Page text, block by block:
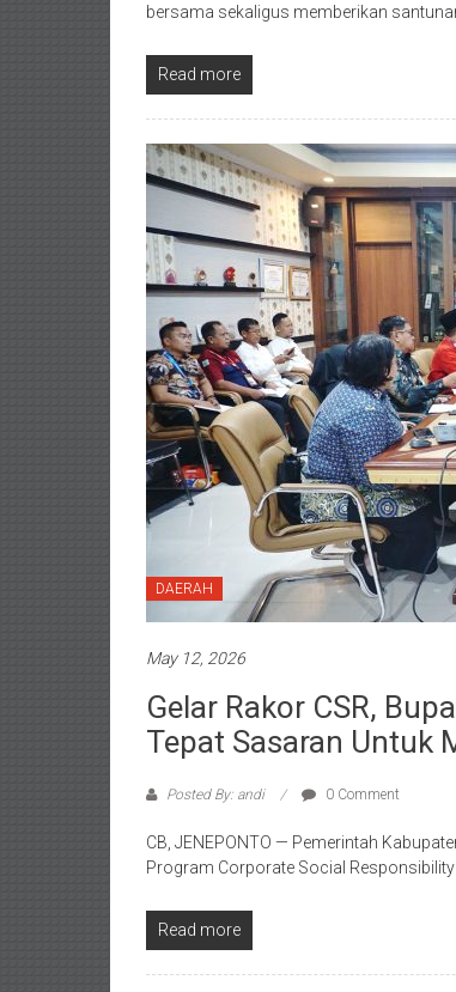
bersama sekaligus memberikan
Read more
DAERAH
May 12, 2026
Gelar Rakor CSR,
Tepat Sasaran Untuk
Posted By: andi 0 Comment
CB, JENEPONTO — Pemerintah
Program Corporate Social
Read more